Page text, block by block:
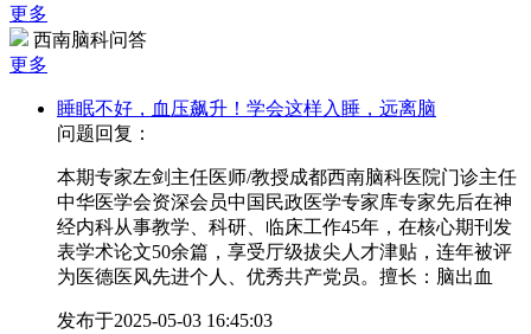
更多
西南脑科问答
更多
睡眠不好，血压飙升！学会这样入睡，远离脑
问题回复：
本期专家左剑主任医师/教授成都西南脑科医院门诊主任
中华医学会资深会员中国民政医学专家库专家先后在神
经内科从事教学、科研、临床工作45年，在核心期刊发
表学术论文50余篇，享受厅级拔尖人才津贴，连年被评
为医德医风先进个人、优秀共产党员。擅长：脑出血
发布于2025-05-03 16:45:03